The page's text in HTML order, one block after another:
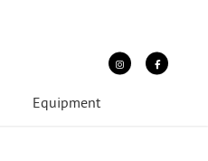
Equipment